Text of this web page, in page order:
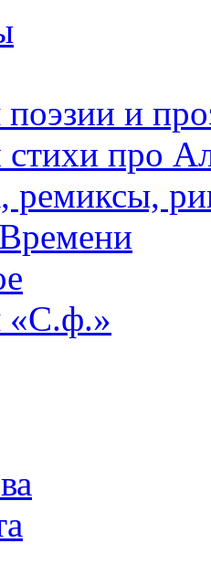
и
стихи про
ремиксы,
«С.ф.»